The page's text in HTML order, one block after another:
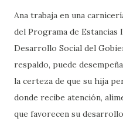
Ana trabaja en una
del Programa de Estancias
Desarrollo Social del
respaldo, puede
la certeza de que su hija
donde recibe atención,
que favorecen su